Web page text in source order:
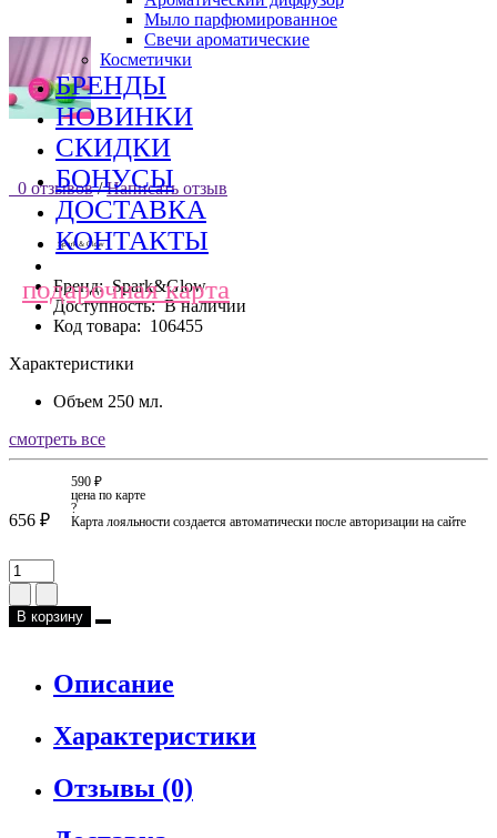
Мыло парфюмированное
Свечи ароматические
Косметички
БРЕНДЫ
НОВИНКИ
СКИДКИ
БОНУСЫ
ДОСТАВКА
КОНТАКТЫ
подарочная карта
0 отзывов / Написать отзыв
Бренд: Spark&Glow
Доступность:В наличии
Код товара: 106455
Характеристики
Объем 250 мл.
смотреть все
656 ₽
590 ₽
цена по карте
?
Карта лояльности создается автоматически после авторизации на сайте
В корзину
Описание
Характеристики
Отзывы (0)